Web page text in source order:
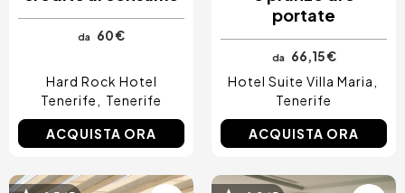
da 60 €
Hard Rock Hotel
Tenerife
Tenerife
ACQUISTA ORA
portate
da
66,15 €
Hotel Suite Villa Maria
Tenerife
ACQUISTA ORA